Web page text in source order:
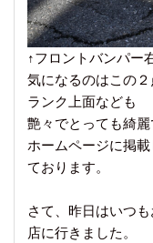
↑フロントバンパー
気になるのはこの
ランク上面なども
艶々でとっても綺麗
ホームページに掲
ております。
さて、昨日はいつ
店に行きました。